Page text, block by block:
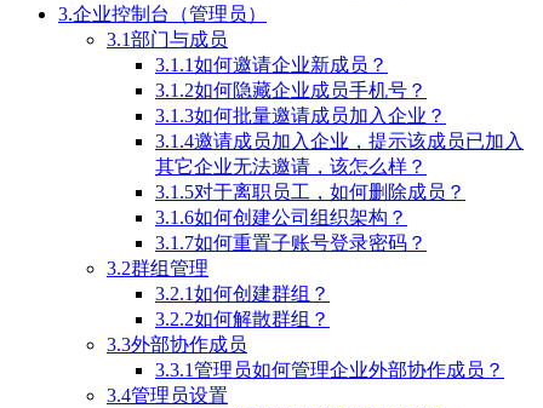
3.企业控制台（管理员）
3.1部门与成员
3.1.1如何邀请企业新成员？
3.1.2如何隐藏企业成员手机号？
3.1.3如何批量邀请成员加入企业？
3.1.4邀请成员加入企业，提示该成员已加入
其它企业无法邀请，该怎么样？
3.1.5对于离职员工，如何删除成员？
3.1.6如何创建公司组织架构？
3.1.7如何重置子账号登录密码？
3.2群组管理
3.2.1如何创建群组？
3.2.2如何解散群组？
3.3外部协作成员
3.3.1管理员如何管理企业外部协作成员？
3.4管理员设置